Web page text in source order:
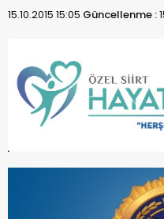
15.10.2015 15:05 Güncellenme :